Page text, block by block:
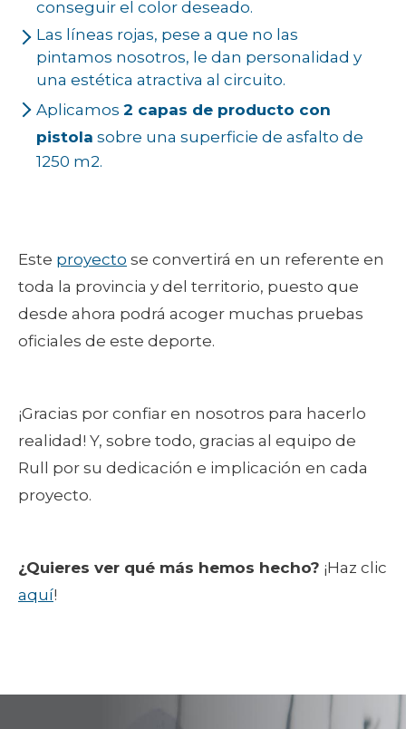
conseguir el color deseado.
Las líneas rojas, pese a que no las
pintamos nosotros, le dan personalidad y
una estética atractiva al circuito.
Aplicamos 2 capas de producto con
pistola sobre una superficie de asfalto de
1250 m2.
Este proyecto se convertirá en un referente en
toda la provincia y del territorio, puesto que
desde ahora podrá acoger muchas pruebas
oficiales de este deporte.
¡Gracias por confiar en nosotros para hacerlo
realidad! Y, sobre todo, gracias al equipo de
Rull por su dedicación e implicación en cada
proyecto.
¿Quieres ver qué más hemos hecho? ¡Haz clic
aquí!